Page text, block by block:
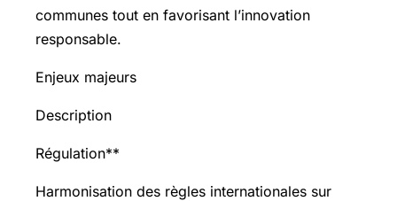
communes tout en favorisant l’innovation
responsable.
Enjeux majeurs
Description
Régulation**
Harmonisation des règles internationales sur